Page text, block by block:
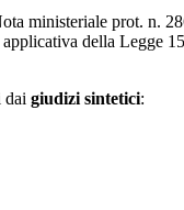
ministeriale prot. n.
della Legge
dai giudizi sintetici: